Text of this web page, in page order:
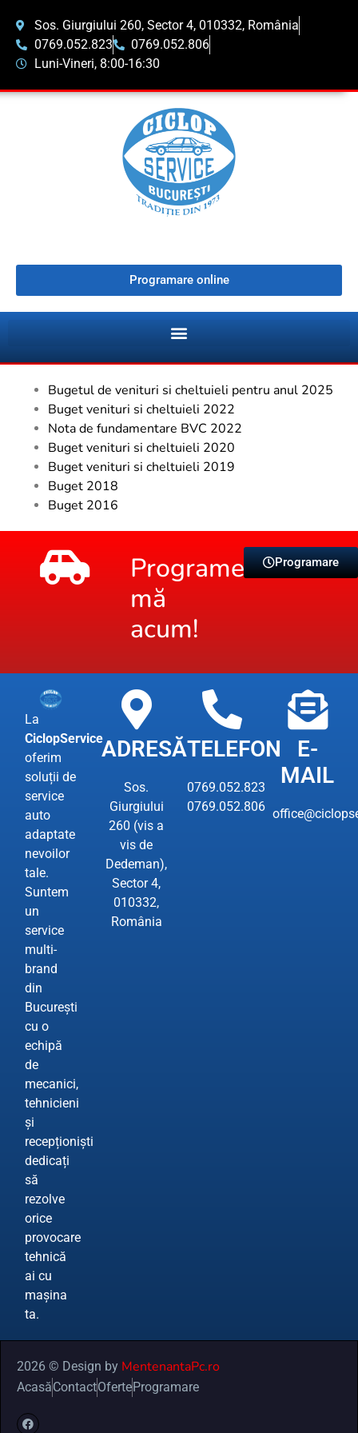
Sos. Giurgiului 260, Sector 4, 010332, România
0769.052.823
0769.052.806
Luni-Vineri, 8:00-16:30
Programare online
Bugetul de venituri si cheltuieli pentru anul 2025
Buget venituri si cheltuieli 2022
Nota de fundamentare BVC 2022
Buget venituri si cheltuieli 2020
Buget venituri si cheltuieli 2019
Buget 2018
Buget 2016
Programează-
mă
acum!
Programare
La
CiclopService
oferim
soluții de
service
auto
adaptate
nevoilor
tale.
Suntem
un
service
multi-
brand
din
București
cu o
echipă
de
mecanici,
tehnicieni
și
recepționiști
dedicați
să
rezolve
orice
provocare
tehnică
ai cu
mașina
ta.
ADRESĂ
Sos.
Giurgiului
260 (vis a
vis de
Dedeman),
Sector 4,
010332,
România
TELEFON
0769.052.823
0769.052.806
E-
MAIL
2026 © Design by MentenantaPc.ro
AcasăContactOferteProgramare